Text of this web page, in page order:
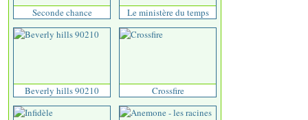
Seconde chance Le ministère du temps
Beverly hills 90210 Crossfire